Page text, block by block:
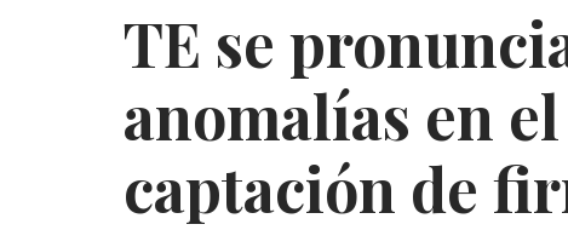
TE se
anomalías en
captación de